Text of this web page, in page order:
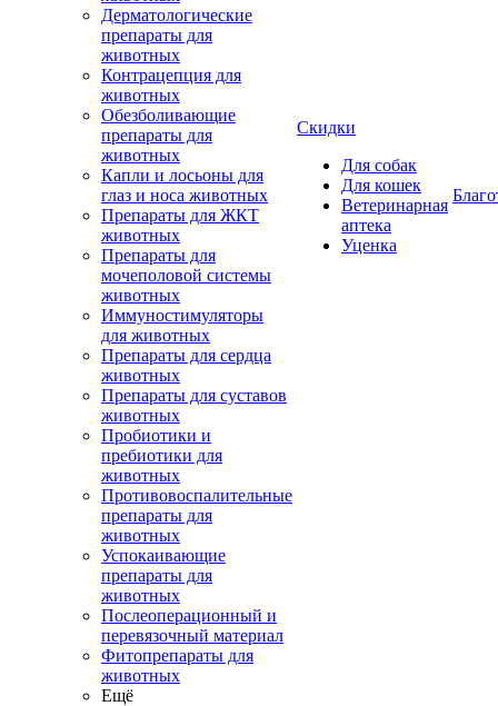
Дерматологические
препараты для
животных
Контрацепция для
животных
Обезболивающие
препараты для
животных
Капли и лосьоны для
глаз и носа животных
Препараты для ЖКТ
животных
Препараты для
мочеполовой системы
животных
Иммуностимуляторы
для животных
Препараты для сердца
животных
Препараты для суставов
животных
Пробиотики и
пребиотики для
животных
Противовоспалительные
препараты для
животных
Успокаивающие
препараты для
животных
Послеоперационный и
перевязочный материал
Фитопрепараты для
животных
Ещё
Скидки
Для собак
Для кошек
Ветеринарная
аптека
Уценка